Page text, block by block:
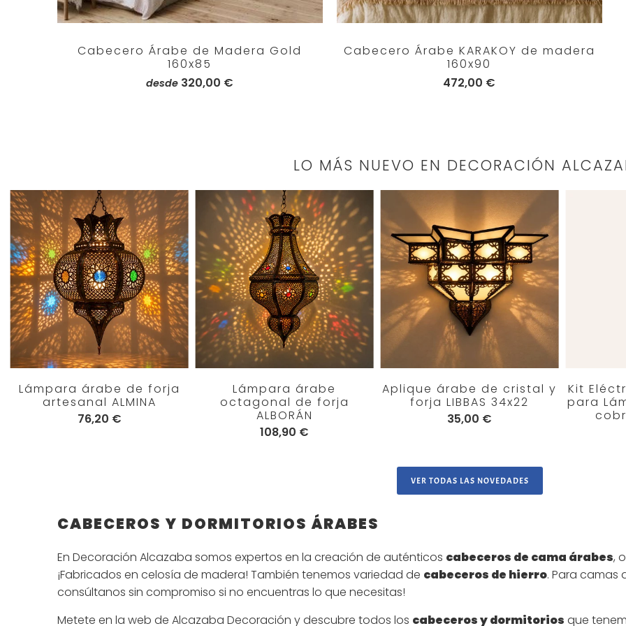
Cabecero Árabe de Madera Gold
160x85
desde 320,00 €
Cabecero Árabe KARAKOY de madera
160x90
472,00 €
LO MÁS NUEVO EN DECORACIÓN
Aplique árabe de cristal y
forja LIBBAS 34x22
35,00 €
Kit
para
Lámpara árabe de forja
artesanal ALMINA
76,20 €
Lámpara árabe
octagonal de forja
ALBORÁN
108,90 €
VER TODAS LAS NOVEDADES
CABECEROS Y DORMITORIOS ÁRABES
En Decoración Alcazaba somos expertos en la creación de auténticos cabeceros de cama árabes,
¡Fabricados en celosía de madera! También tenemos variedad de cabeceros de hierro. Para camas
consúltanos sin compromiso si no encuentras lo que necesitas!
Metete en la web de Alcazaba Decoración y descubre todos los cabeceros y dormitorios que